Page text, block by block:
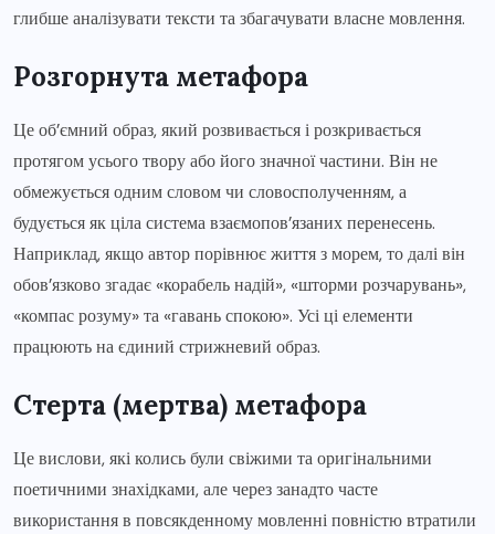
глибше аналізувати тексти та збагачувати власне мовлення.
Розгорнута метафора
Це об’ємний образ, який розвивається і розкривається
протягом усього твору або його значної частини. Він не
обмежується одним словом чи словосполученням, а
будується як ціла система взаємопов’язаних перенесень.
Наприклад, якщо автор порівнює життя з морем, то далі він
обов’язково згадає «корабель надій», «шторми розчарувань»,
«компас розуму» та «гавань спокою». Усі ці елементи
працюють на єдиний стрижневий образ.
Стерта (мертва) метафора
Це вислови, які колись були свіжими та оригінальними
поетичними знахідками, але через занадто часте
використання в повсякденному мовленні повністю втратили